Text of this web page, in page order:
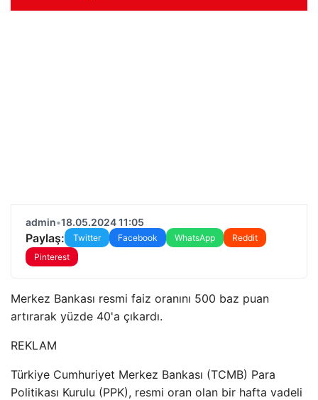
admin•18.05.2024 11:05
Paylaş: Twitter Facebook WhatsApp
Reddit
Pinterest
Merkez Bankası resmi faiz oranını 500 baz puan
artırarak yüzde 40'a çıkardı.
REKLAM
Türkiye Cumhuriyet Merkez Bankası (TCMB) Para
Politikası Kurulu (PPK), resmi oran olan bir hafta vadeli